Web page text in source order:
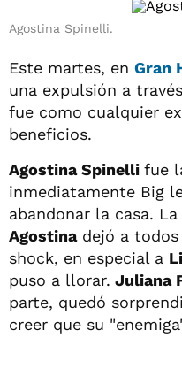
Agostina Spinelli.
Este martes, en Gran
una expulsión a
fue como cualquier
beneficios.
Agostina Spinelli fue
inmediatamente Big
abandonar la casa.
Agostinadejó a todos
shock, en especial a
puso a llorar. Juliana
parte, quedó
creer que su